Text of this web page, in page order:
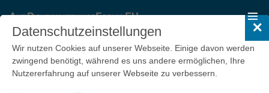
✕
Datenschutzeinstellungen
Wir nutzen Cookies auf unserer Webseite. Einige davon werden
zwingend benötigt, während es uns andere ermöglichen, Ihre
Nutzererfahrung auf unserer Webseite zu verbessern.